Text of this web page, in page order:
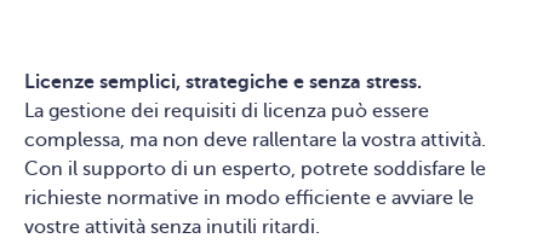
Licenze semplici, strategiche e senza stress.
La gestione dei requisiti di licenza può essere
complessa, ma non deve rallentare la vostra attività.
Con il supporto di un esperto, potrete soddisfare le
richieste normative in modo efficiente e avviare le
vostre attività senza inutili ritardi.